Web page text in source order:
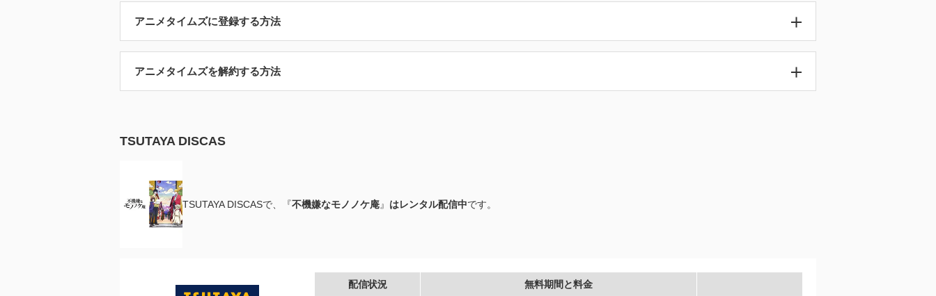
アニメタイムズに登録する方法
アニメタイムズを解約する方法
TSUTAYA DISCAS
TSUTAYA DISCASで、『不機嫌なモノノケ庵』 はレンタル配信中です。
配信状況 無料期間と料金